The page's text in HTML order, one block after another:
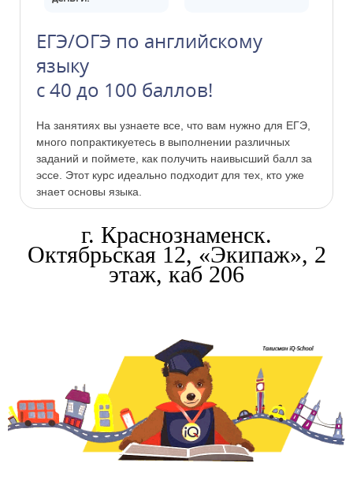
ЕГЭ/ОГЭ по английскому
языку
с 40 до 100 баллов!
На занятиях вы узнаете все, что вам нужно для ЕГЭ,
много попрактикуетесь в выполнении различных
заданий и поймете, как получить наивысший балл за
эссе. Этот курс идеально подходит для тех, кто уже
знает основы языка.
г. Краснознаменск.
Октябрьская 12, «Экипаж», 2
этаж, каб 206